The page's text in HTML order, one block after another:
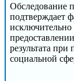
Обследование
подтверждает
результата
социальной